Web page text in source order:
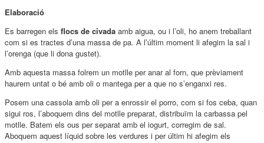
Elaboració
Es barregen els flocs de civada amb aigua, ou i l’oli, ho anem treballant
com si es tractes d’una massa de pa. A l’últim moment li afegim la sal i
l’orenga (que li dona gustet).
Amb aquesta massa folrem un motlle per anar al forn, que prèviament
haurem untat o bé amb oli o mantega per a que no s’enganxi res.
Posem una cassola amb oli per a enrossir el porro, com si fos ceba, quan
sigui ros, l’aboquem dins del motlle preparat, distribuïm la carbassa pel
motlle. Batem els ous per separat amb el iogurt, corregim de sal.
Aboquem aquest líquid sobre les verdures i per últim hi afegim els